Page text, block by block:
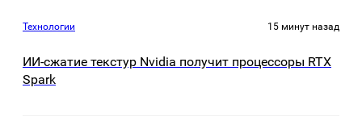
Технологии 15 минут назад
ИИ-сжатие текстур Nvidia получит процессоры RTX
Spark